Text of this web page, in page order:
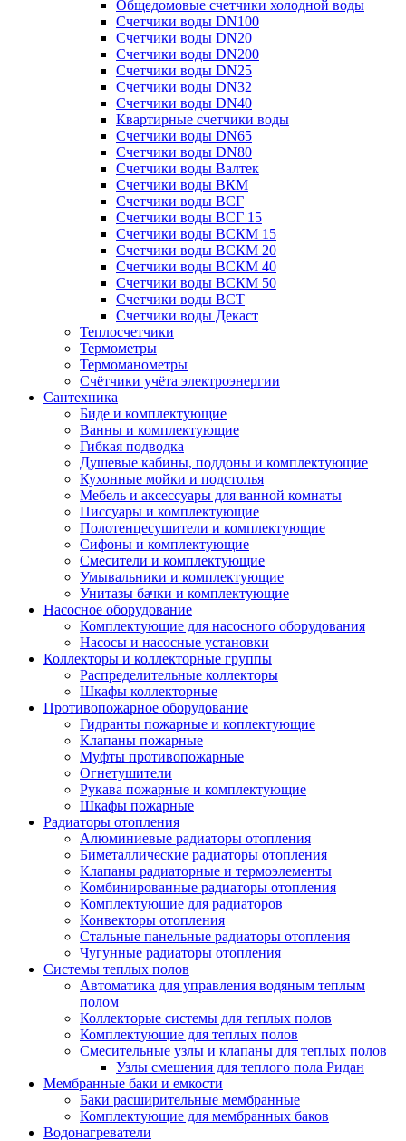
Общедомовые счетчики холодной воды
Счетчики воды DN100
Счетчики воды DN20
Счетчики воды DN200
Счетчики воды DN25
Счетчики воды DN32
Счетчики воды DN40
Квартирные счетчики воды
Счетчики воды DN65
Счетчики воды DN80
Счетчики воды Валтек
Счетчики воды ВКМ
Счетчики воды ВСГ
Счетчики воды ВСГ 15
Счетчики воды ВСКМ 15
Счетчики воды ВСКМ 20
Счетчики воды ВСКМ 40
Счетчики воды ВСКМ 50
Счетчики воды ВСТ
Счетчики воды Декаст
Теплосчетчики
Термометры
Термоманометры
Счётчики учёта электроэнергии
Сантехника
Биде и комплектующие
Ванны и комплектующие
Гибкая подводка
Душевые кабины, поддоны и комплектующие
Кухонные мойки и подстолья
Мебель и аксессуары для ванной комнаты
Писсуары и комплектующие
Полотенцесушители и комплектующие
Сифоны и комплектующие
Смесители и комплектующие
Умывальники и комплектующие
Унитазы бачки и комплектующие
Насосное оборудование
Комплектующие для насосного оборудования
Насосы и насосные установки
Коллекторы и коллекторные группы
Распределительные коллекторы
Шкафы коллекторные
Противопожарное оборудование
Гидранты пожарные и коплектующие
Клапаны пожарные
Муфты противопожарные
Огнетушители
Рукава пожарные и комплектующие
Шкафы пожарные
Радиаторы отопления
Алюминиевые радиаторы отопления
Биметаллические радиаторы отопления
Клапаны радиаторные и термоэлементы
Комбинированные радиаторы отопления
Комплектующие для радиаторов
Конвекторы отопления
Стальные панельные радиаторы отопления
Чугунные радиаторы отопления
Системы теплых полов
Автоматика для управления водяным теплым
полом
Коллекторые системы для теплых полов
Комплектующие для теплых полов
Смесительные узлы и клапаны для теплых полов
Узлы смешения для теплого пола Ридан
Мембранные баки и емкости
Баки расширительные мембранные
Комплектующие для мембранных баков
Водонагреватели